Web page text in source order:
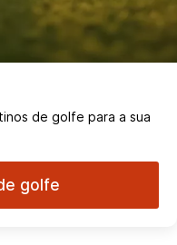
de golfe para a sua
golfe